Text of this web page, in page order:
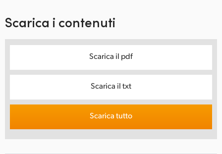
Scarica i contenuti
Scarica il pdf
Scarica il txt
Scarica tutto